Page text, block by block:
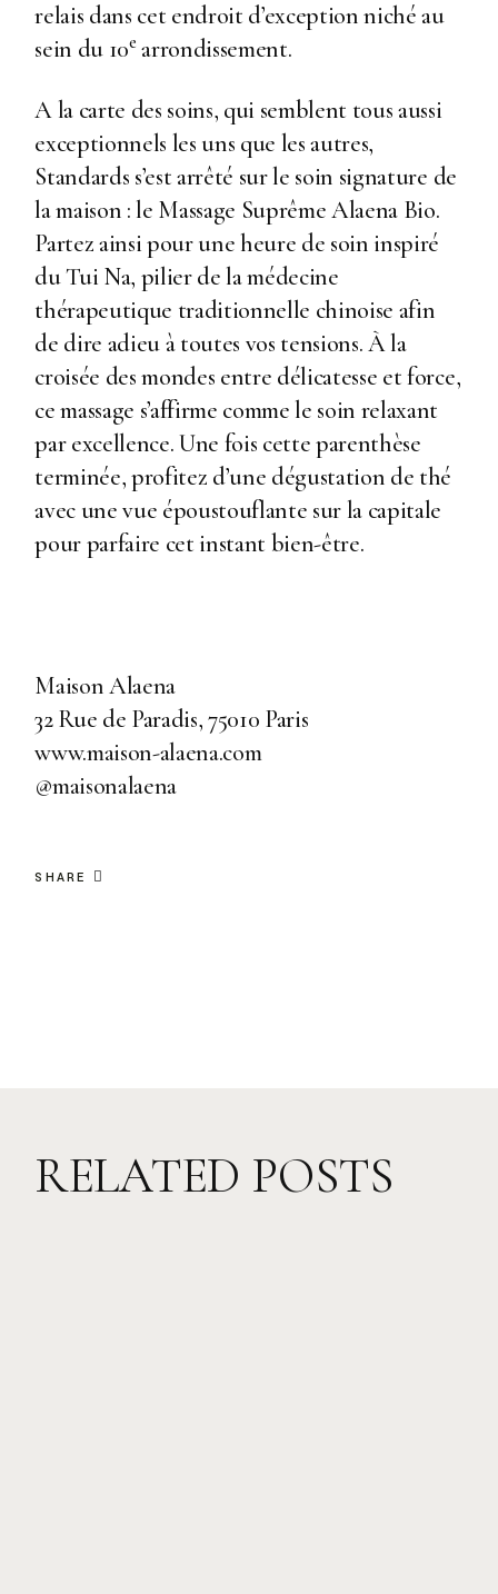
relais dans cet endroit d’exception niché au
sein du 10e arrondissement.
A la carte des soins, qui semblent tous aussi
exceptionnels les uns que les autres,
Standards s’est arrêté sur le soin signature de
la maison : le Massage Suprême Alaena Bio.
Partez ainsi pour une heure de soin inspiré
du Tui Na, pilier de la médecine
thérapeutique traditionnelle chinoise afin
de dire adieu à toutes vos tensions. À la
croisée des mondes entre délicatesse et force,
ce massage s’affirme comme le soin relaxant
par excellence. Une fois cette parenthèse
terminée, profitez d’une dégustation de thé
avec une vue époustouflante sur la capitale
pour parfaire cet instant bien-être.
Maison Alaena
32 Rue de Paradis, 75010 Paris
www.maison-alaena.com
@maisonalaena
SHARE
RELATED POSTS